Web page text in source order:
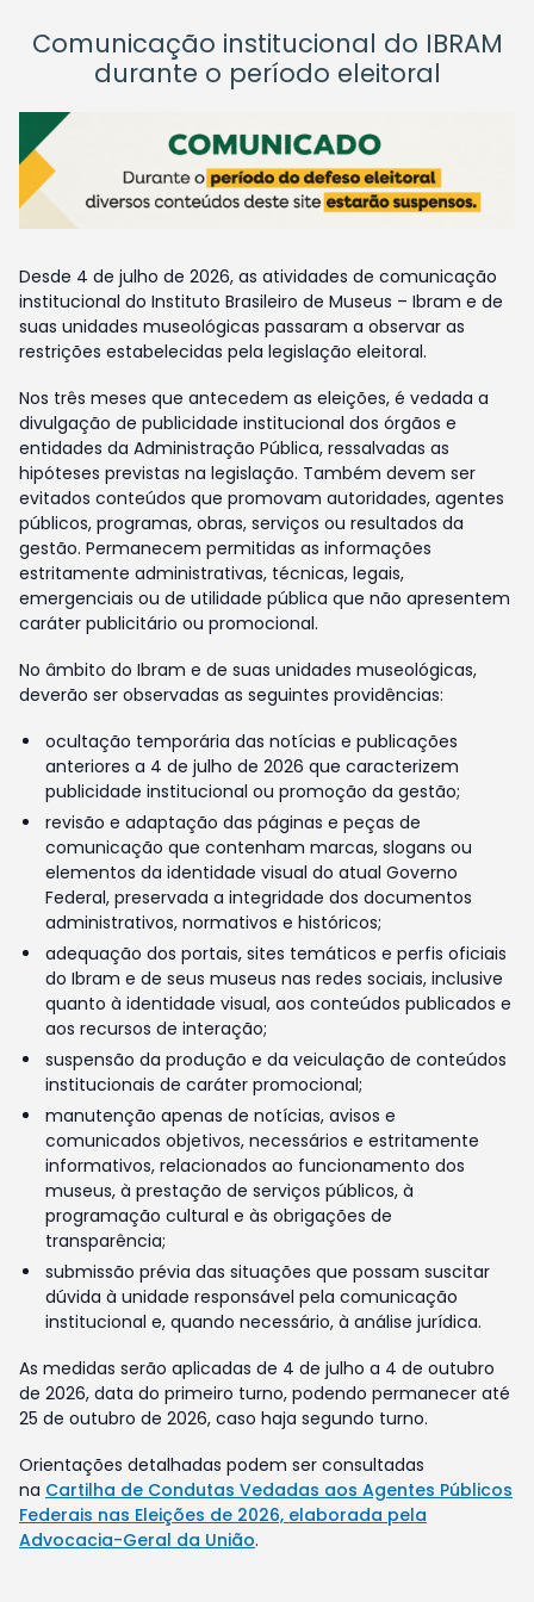
Comunicação institucional do IBRAM
durante o período eleitoral
Desde 4 de julho de 2026, as atividades de comunicação
institucional do Instituto Brasileiro de Museus – Ibram e de
suas unidades museológicas passaram a observar as
restrições estabelecidas pela legislação eleitoral.
Nos três meses que antecedem as eleições, é vedada a
divulgação de publicidade institucional dos órgãos e
entidades da Administração Pública, ressalvadas as
hipóteses previstas na legislação. Também devem ser
evitados conteúdos que promovam autoridades, agentes
públicos, programas, obras, serviços ou resultados da
gestão. Permanecem permitidas as informações
estritamente administrativas, técnicas, legais,
emergenciais ou de utilidade pública que não apresentem
caráter publicitário ou promocional.
No âmbito do Ibram e de suas unidades museológicas,
deverão ser observadas as seguintes providências:
ocultação temporária das notícias e publicações
anteriores a 4 de julho de 2026 que caracterizem
publicidade institucional ou promoção da gestão;
revisão e adaptação das páginas e peças de
comunicação que contenham marcas, slogans ou
elementos da identidade visual do atual Governo
Federal, preservada a integridade dos documentos
administrativos, normativos e históricos;
adequação dos portais, sites temáticos e perfis oficiais
do Ibram e de seus museus nas redes sociais, inclusive
quanto à identidade visual, aos conteúdos publicados e
aos recursos de interação;
suspensão da produção e da veiculação de conteúdos
institucionais de caráter promocional;
manutenção apenas de notícias, avisos e
comunicados objetivos, necessários e estritamente
informativos, relacionados ao funcionamento dos
museus, à prestação de serviços públicos, à
programação cultural e às obrigações de
transparência;
submissão prévia das situações que possam suscitar
dúvida à unidade responsável pela comunicação
institucional e, quando necessário, à análise jurídica.
As medidas serão aplicadas de 4 de julho a 4 de outubro
de 2026, data do primeiro turno, podendo permanecer até
25 de outubro de 2026, caso haja segundo turno.
Orientações detalhadas podem ser consultadas
na Cartilha de Condutas Vedadas aos Agentes Públicos
Federais nas Eleições de 2026, elaborada pela
Advocacia-Geral da União.